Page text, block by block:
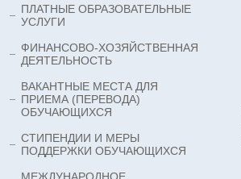
ПЛАТНЫЕ ОБРАЗОВАТЕЛЬНЫЕ
УСЛУГИ
ФИНАНСОВО-ХОЗЯЙСТВЕННАЯ
ДЕЯТЕЛЬНОСТЬ
ВАКАНТНЫЕ МЕСТА ДЛЯ
ПРИЕМА (ПЕРЕВОДА)
ОБУЧАЮЩИХСЯ
СТИПЕНДИИ И МЕРЫ
ПОДДЕРЖКИ ОБУЧАЮЩИХСЯ